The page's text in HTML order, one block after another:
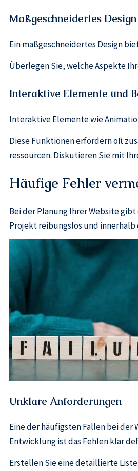
Maßgeschneidertes
Ein maßgeschneidertes Design
Überlegen Sie, welche Aspekte
Interaktive Elemente und
Interaktive Elemente wie
Diese Funktionen erfordern oft
ressourcen. Diskutieren Sie mit
Häufige Fehler
Bei der Planung Ihrer Website
Projekt reibungslos und innerhalb
Unklare Anforderungen
Eine der häufigsten Fallen bei der
Entwicklung ist das Fehlen klar
Erstellen Sie eine detaillierte